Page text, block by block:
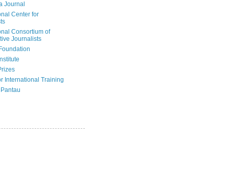
Journal
Center for
Consortium of
Journalists
International Training